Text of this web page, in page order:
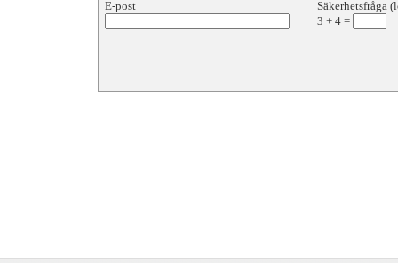
E-post
Säkerhetsfråga
3 + 4 =